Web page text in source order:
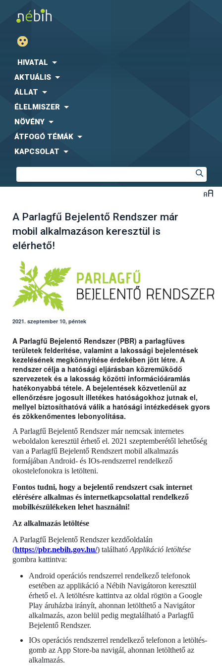
HIVATAL
AKTUÁLIS
ÁLLAT
ÉLELMISZER
NÖVÉNY
ÁTFOGÓ TÉMÁK
KAPCSOLAT
A Parlagfű Bejelentő Rendszer már
mobil alkalmazáson keresztül is
elérhető!
2021. szeptember 10, péntek
A Parlagfű Bejelentő Rendszer (PBR) a parlagfüves
területek felderítése, valamint a lakossági bejelentések
kezelésének megkönnyítése érdekében jött létre. A
rendszer célja a hatósági eljárásban közreműködő
szervezetek és a lakosság közötti információáramlás
hatékonyabbá tétele. A bejelentések közvetlenül az
ellenőrzésre jogosult illetékes hatóságokhoz jutnak el,
mellyel biztosíthatóvá válik a hatósági intézkedések gyors
és zökkenőmentes lebonyolítása.
A Parlagfű Bejelentő Rendszer már nemcsak internetes
weboldalon keresztül érhető el. 2021 szeptemberétől lehetőség
van a Parlagfű Bejelentő Rendszert mobil alkalmazás
formájában Android- és IOs-rendszerrel rendelkező
okostelefonokra is letölteni.
Fontos tudni, hogy a bejelentő rendszert csak internet
elérésére alkalmas és internetkapcsolattal rendelkező
mobilkészülékeken lehet használni!
Az alkalmazás letöltése
A Parlagfű Bejelentő Rendszer kezdőoldalán
(https://pbr.nebih.gov.hu/) található Applikáció letöltése
gombra kattintva:
Android operációs rendszerrel rendelkező telefonok
esetében az applikáció a Nébih Navigátoron keresztül
érhető el. A letöltésre kattintva az oldal rögtön a Google
Play áruházba irányít, ahonnan letölthető a Navigátor
alkalmazás, azon belül pedig megtalálható a Parlagfű
Bejelentő Rendszer.
IOs operációs rendszerrel rendelkező telefonon a letöltés-
gomb az App Store-ba navigál, ahonnan letölthető az
alkalmazás.